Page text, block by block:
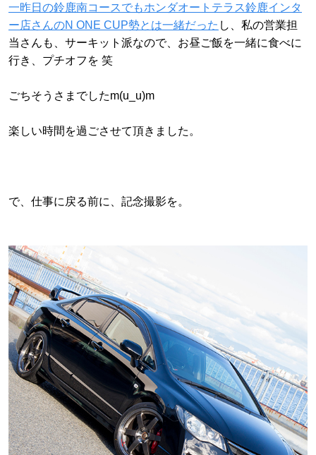
一昨日の鈴鹿南コースでもホンダオートテラス鈴鹿インタ
ー店さんのN ONE CUP勢とは一緒だった し、私の営業担
当さんも、サーキット派なので、お昼ご飯を一緒に食べに
行き、プチオフを 笑
ごちそうさまでしたm(u_u)m
楽しい時間を過ごさせて頂きました。
で、仕事に戻る前に、記念撮影を。